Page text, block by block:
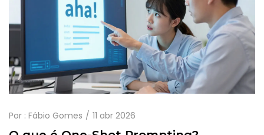
Por : Fábio Gomes 11 abr 2026